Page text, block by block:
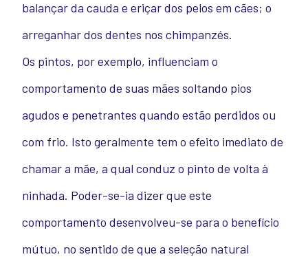
balançar da cauda e eriçar dos pelos em cães; o
arreganhar dos dentes nos chimpanzés.
Os pintos, por exemplo, influenciam o
comportamento de suas mães soltando pios
agudos e penetrantes quando estão perdidos ou
com frio. Isto geralmente tem o efeito imediato de
chamar a mãe, a qual conduz o pinto de volta à
ninhada. Poder-se-ia dizer que este
comportamento desenvolveu-se para o benefício
mútuo, no sentido de que a seleção natural